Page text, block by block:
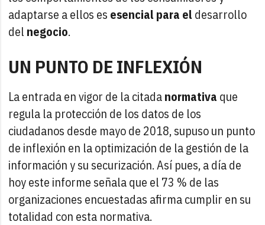
adaptarse a ellos es esencial para eldesarrollo
del negocio.
UN PUNTO DE INFLEXIÓN
La entrada en vigor de la citadanormativa que
regula la protección de los datos de los
ciudadanos desde mayo de 2018, supuso un punto
de inflexión en la optimización de la gestión de la
información y su securización. Así pues, a día de
hoy este informe señala que el 73 % de las
organizaciones encuestadas afirma cumplir en su
totalidad con esta normativa.